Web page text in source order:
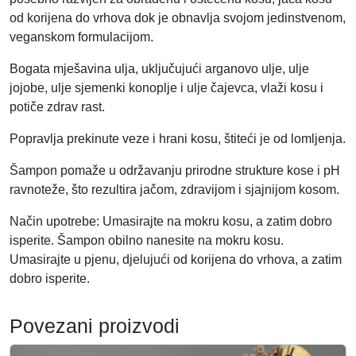
o
l
č
i
n
a
od korijena do vrhova dok je obnavlja svojom jedinstvenom,
veganskom formulacijom.
Bogata mješavina ulja, uključujući arganovo ulje, ulje
jojobe, ulje sjemenki konoplje i ulje čajevca, vlaži kosu i
potiče zdrav rast.
Popravlja prekinute veze i hrani kosu, štiteći je od lomljenja.
Šampon pomaže u održavanju prirodne strukture kose i pH
ravnoteže, što rezultira jačom, zdravijom i sjajnijom kosom.
Način upotrebe: Umasirajte na mokru kosu, a zatim dobro
isperite. Šampon obilno nanesite na mokru kosu.
Umasirajte u pjenu, djelujući od korijena do vrhova, a zatim
dobro isperite.
Povezani proizvodi